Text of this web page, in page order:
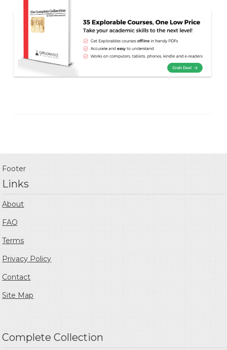
Footer
Links
About
FAQ
Terms
Privacy Policy
Contact
Site Map
Complete Collection